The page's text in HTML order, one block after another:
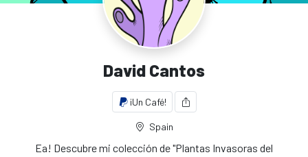
David Cantos
¡Un Café!
Spain
Ea! Descubre mi colección de "Plantas Invasoras del